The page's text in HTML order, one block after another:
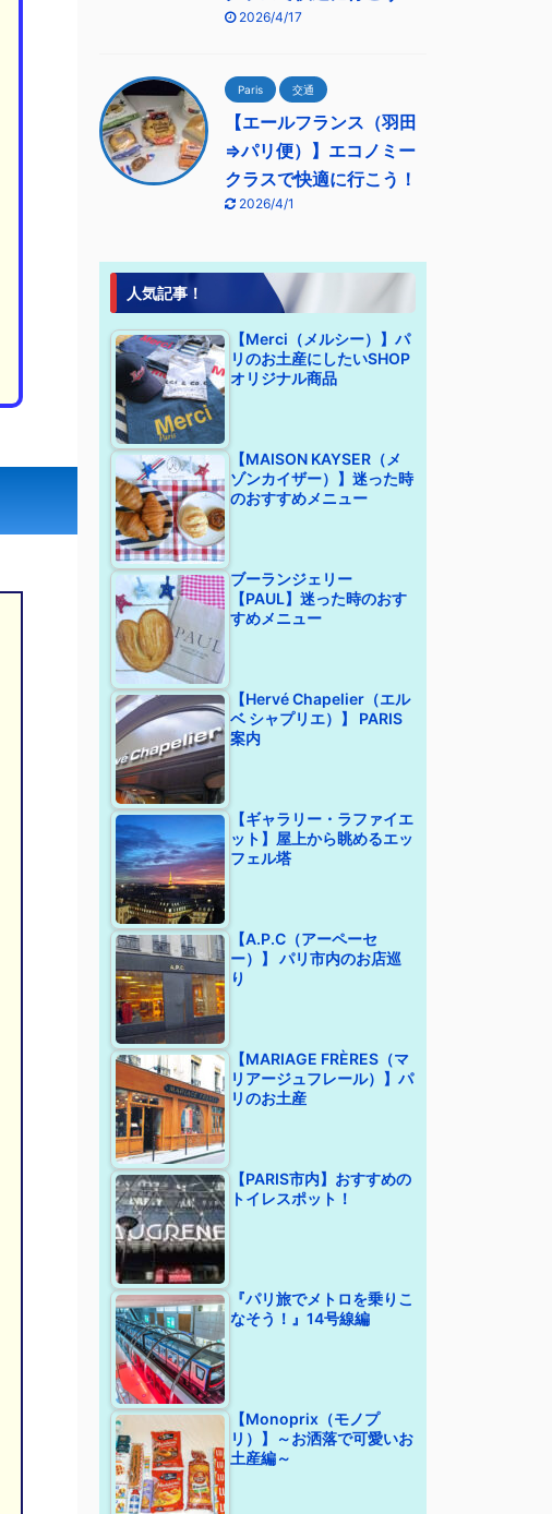
2026/4/17
Paris 交通
【エールフランス（羽田
⇒パリ便）】エコノミー
クラスで快適に行こう！
2026/4/1
人気記事！
【Merci（メルシー）】パ
リのお土産にしたいSHOP
オリジナル商品
【MAISON KAYSER（メ
ゾンカイザー）】迷った時
のおすすめメニュー
ブーランジェリー
【PAUL】迷った時のおす
すめメニュー
【Hervé Chapelier（エル
ベ シャプリエ）】 PARIS
案内
【ギャラリー・ラファイエ
ット】屋上から眺めるエッ
フェル塔
【A.P.C（アーペーセ
ー）】 パリ市内のお店巡
り
【MARIAGE FRÈRES（マ
リアージュフレール）】パ
リのお土産
【PARIS市内】おすすめの
トイレスポット！
『パリ旅でメトロを乗りこ
なそう！』14号線編
【Monoprix（モノプ
リ）】～お洒落で可愛いお
土産編～